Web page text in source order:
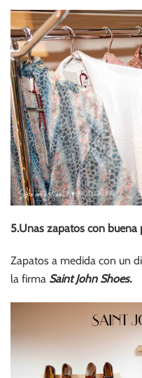
5.Unas zapatos con buena
Zapatos a medida con un
la firma Saint John Shoes.